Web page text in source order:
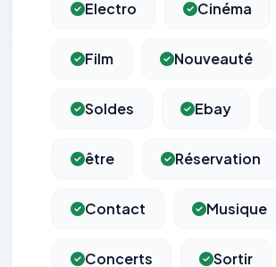
Electro Cinéma
Film Nouveauté
Soldes Ebay
être Réservation
Contact Musique
Concerts Sortir